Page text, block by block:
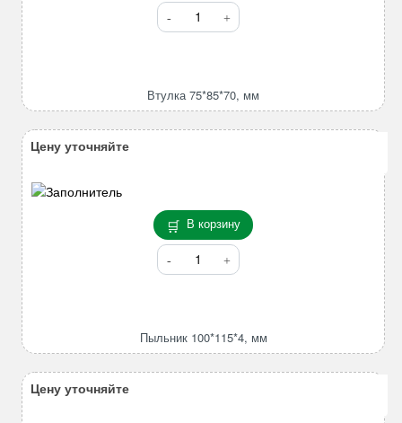
Количество
товара
Втулка 75*85*70, мм
В корзину
Количество
товара
Пыльник 100*115*4, мм
Цену уточняйте
Цену уточняйте